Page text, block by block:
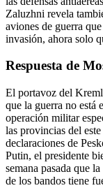
Zaluzhni revela
aviones de guerra
invasión, ahora solo
Respuesta de
El portavoz del
que la guerra no está
operación militar
las provincias del
declaraciones de
Putin, el presidente
semana pasada que
de los bandos tiene